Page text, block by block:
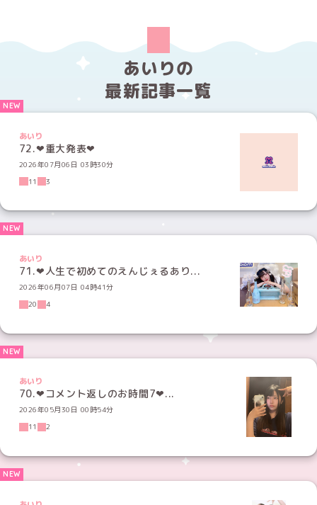
あいりの
最新記事一覧
あいり
72.❤︎重大発表❤︎
2026年07月06日 03時30分
11
3
あいり
71.‪‪❤︎‬人生で初めてのえんじぇるあり...
2026年06月07日 04時41分
20
4
あいり
70.‪‪❤︎コメント返しのお時間7‪‪❤︎...
2026年05月30日 00時54分
11
2